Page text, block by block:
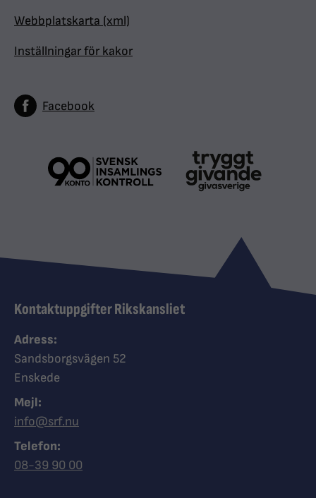
Webbplatskarta (xml)
Inställningar för kakor
Facebook
Kontaktuppgifter Rikskansliet
Adress:
Sandsborgsvägen 52
Enskede
Mejl:
info@srf.nu
Telefon:
Ring Synskadades riksförbund
08-39 90 00